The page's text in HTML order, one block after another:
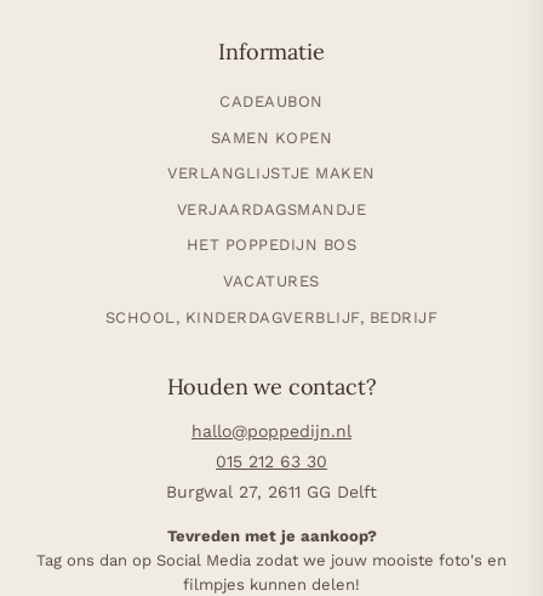
Informatie
CADEAUBON
SAMEN KOPEN
VERLANGLIJSTJE MAKEN
VERJAARDAGSMANDJE
HET POPPEDIJN BOS
VACATURES
SCHOOL, KINDERDAGVERBLIJF, BEDRIJF
Houden we contact?
hallo@poppedijn.nl
015 212 63 30
Burgwal 27, 2611 GG Delft
Tevreden met je aankoop?
Tag ons dan op Social Media zodat we jouw mooiste foto's en
filmpjes kunnen delen!